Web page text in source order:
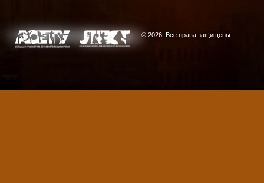
© 2026. Все права защищены.